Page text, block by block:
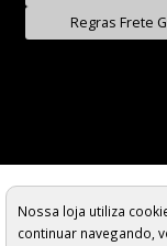
Regras Frete
Moto Rides Peças
Rua Alferes Poli,
Os preços,
apresentados neste site
Nossa loja utiliza
continuar navegando,